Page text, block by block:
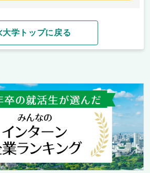
大学トップに戻る